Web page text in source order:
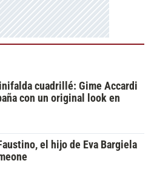
cuadrillé: Gime Accardi
con un original look en
el hijo de Eva Bargiela